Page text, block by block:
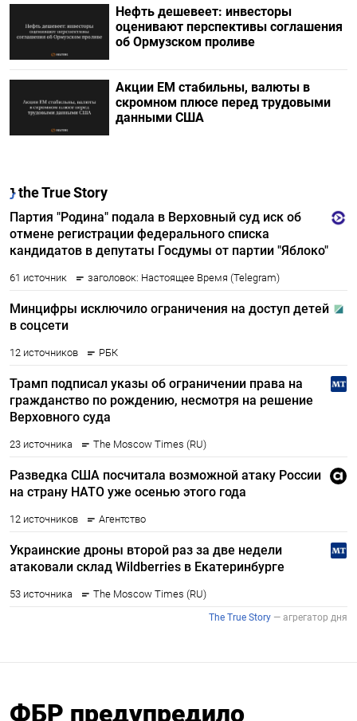
Нефть дешевеет: инвесторы
оценивают перспективы соглашения
об Ормузском проливе
Акции ЕМ стабильны, валюты в
скромном плюсе перед трудовыми
данными США
ФБР предупредило